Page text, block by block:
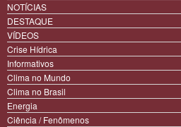
NOTÍCIAS
DESTAQUE
VÍDEOS
Crise Hídrica
Informativos
Clima no Mundo
Clima no Brasil
Energia
Ciência / Fenômenos